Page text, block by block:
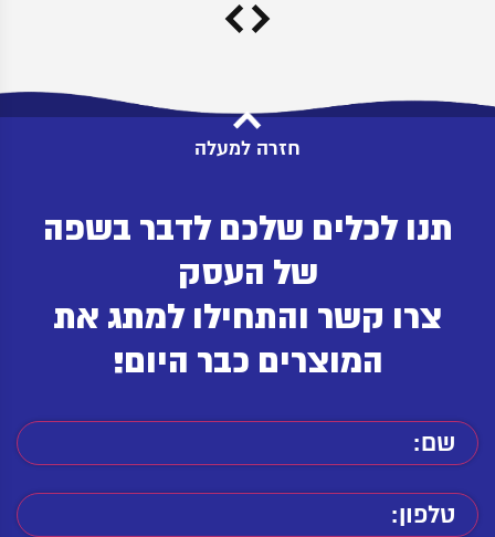
חזרה למעלה
תנו לכלים שלכם לדבר בשפה
של העסק
צרו קשר והתחילו למתג את
המוצרים כבר היום!